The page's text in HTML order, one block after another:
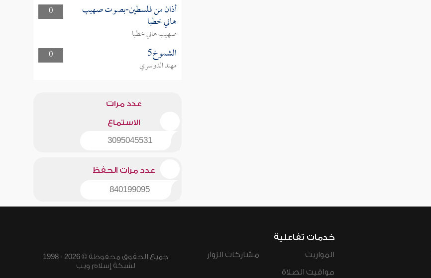
0
أذان من فلسطين-بصوت صهيب
هاني خطبا
صهيب هاني خطبا
0
الشموخ5
مهند الدوسري
عدد مرات
الاستماع
3095045531
عدد مرات الحفظ
840199095
خدمات تفاعلية
المواريث
مواقيت الصلاة
مشاركات الزوار
جميع الحقوق محفوظة © 2026 - 1998
لشبكة إسلام ويب